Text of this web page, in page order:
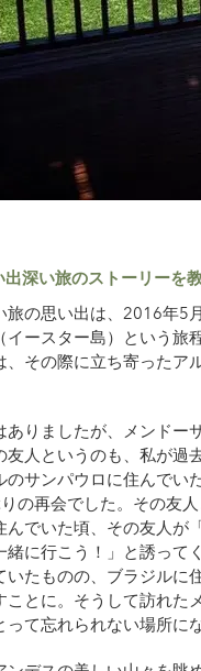
深い旅のストーリーを
旅の思い出は、2016年5
ースター島）という旅
、その際に立ち寄ったア
ありましたが、メンドー
友人というのも、私が過
のサンパウロに住んでい
の再会でした。その友
んでいた頃、その友人が
緒に行こう！」と誘って
いたものの、ブラジルに
ことに。そうして訪れた
て忘れられない場所に